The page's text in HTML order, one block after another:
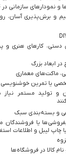
و نمودارهای سازمانی
و برش‌پذیری آسان،
ابعاد بزرگ
ماکت‌های معماری
یا تمرین خوشنویسی و
و تولید مستمر نیاز
و بسته‌بندی سبک
یا
چاپ لیبل و اطلاعات
کالا در فروشگاه‌ها